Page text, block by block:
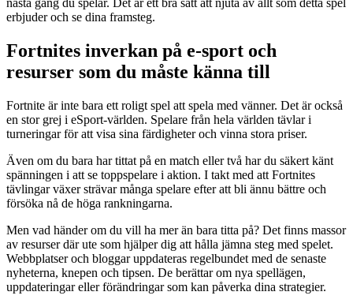
erbjuder och se dina framsteg.
Fortnites inverkan på e-sport och
resurser som du måste känna till
Fortnite är inte bara ett roligt spel att spela med vänner. Det är också
en stor grej i eSport-världen. Spelare från hela världen tävlar i
turneringar för att visa sina färdigheter och vinna stora priser.
Även om du bara har tittat på en match eller två har du säkert känt
spänningen i att se toppspelare i aktion. I takt med att Fortnites
tävlingar växer strävar många spelare efter att bli ännu bättre och
försöka nå de höga rankningarna.
Men vad händer om du vill ha mer än bara titta på? Det finns massor
av resurser där ute som hjälper dig att hålla jämna steg med spelet.
Webbplatser och bloggar uppdateras regelbundet med de senaste
nyheterna, knepen och tipsen. De berättar om nya spellägen,
uppdateringar eller förändringar som kan påverka dina strategier.